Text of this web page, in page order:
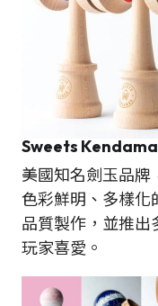
Sweets
美國知名劍玉品牌
色彩鮮明、多樣化
品質製作，並推出
玩家喜愛。